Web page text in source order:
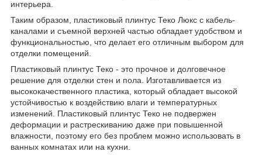
интерьера.
Таким образом, пластиковый плинтус Теко Люкс с кабель-
каналами и съемной верхней частью обладает удобством и
функциональностью, что делает его отличным выбором для
отделки помещений.
Пластиковый плинтус Теко - это прочное и долговечное
решение для отделки стен и пола. Изготавливается из
высококачественного пластика, который обладает высокой
устойчивостью к воздействию влаги и температурных
изменений. Пластиковый плинтус Теко не подвержен
деформации и растрескиванию даже при повышенной
влажности, поэтому его без проблем можно использовать в
ванных комнатах или на кухни.